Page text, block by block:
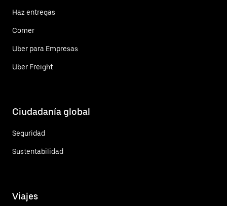
Haz entregas
Comer
Uber para Empresas
Uber Freight
Ciudadanía global
Seguridad
Sustentabilidad
Viajes